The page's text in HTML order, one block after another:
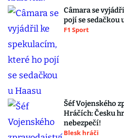
Câmara se
pojí se sedačkou
F1 Sport
Šéf Vojenského
Hráčích: Česku
nebezpečí!
Blesk hráči